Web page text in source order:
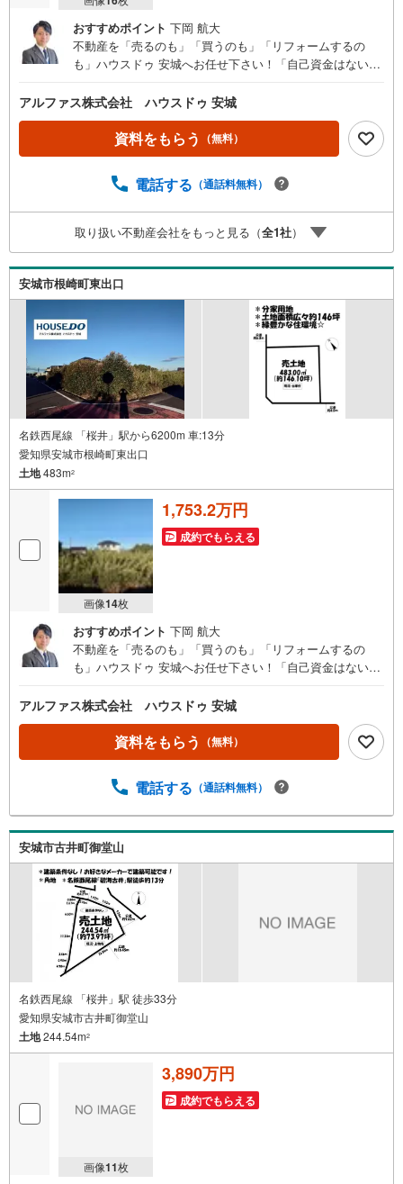
おすすめポイント 下岡 航大
不動産を「売るのも」「買うのも」「リフォームするの
も」ハウスドゥ 安城へお任せ下さい！「自己資金はないけ
談ください！物件の内覧以外でも、住宅ローンの相談や、
資金計画、不動産購入に関するお悩みなどもご相談承りま
す。（安城市以外のエリアも対応可能！）お客様の不動産
に関するお悩みごとやお困りごと、物件の内覧以外でも、
る？」等住宅ローンの相談や、資金計画、不動産購入に関
分＆キッズコーナー完備 お気軽にお電話・ご来店お待ちし
ております！-------------------
アルファス株式会社 ハウスドゥ 安城
資料をもらう （無料）
電話する （通話料無料）
取り扱い不動産会社をもっと見る（全1社）
安城市根崎町東出口
名鉄西尾線 「桜井」駅から6200m 車:13分
愛知県安城市根崎町東出口
土地483m2
画像14枚
1,753.2万円
成約でもらえる
おすすめポイント 下岡 航大
不動産を「売るのも」「買うのも」「リフォームするの
も」ハウスドゥ 安城へお任せ下さい！「自己資金はないけ
談ください！物件の内覧以外でも、住宅ローンの相談や、
資金計画、不動産購入に関するお悩みなどもご相談承りま
す。（安城市以外のエリアも対応可能！）お客様の不動産
に関するお悩みごとやお困りごと、物件の内覧以外でも、
る？」等住宅ローンの相談や、資金計画、不動産購入に関
分＆キッズコーナー完備 お気軽にお電話・ご来店お待ちし
ております！-------------------
アルファス株式会社 ハウスドゥ 安城
資料をもらう （無料）
電話する （通話料無料）
安城市古井町御堂山
名鉄西尾線 「桜井」駅 徒歩33分
愛知県安城市古井町御堂山
土地244.54m2
画像11枚
3,890万円
成約でもらえる